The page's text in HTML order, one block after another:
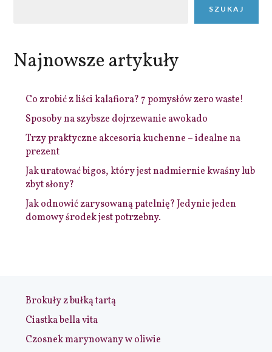
SZUKAJ
Najnowsze artykuły
Co zrobić z liści kalafiora? 7 pomysłów zero waste!
Sposoby na szybsze dojrzewanie awokado
Trzy praktyczne akcesoria kuchenne – idealne na
prezent
Jak uratować bigos, który jest nadmiernie kwaśny lub
zbyt słony?
Jak odnowić zarysowaną patelnię? Jedynie jeden
domowy środek jest potrzebny.
Brokuły z bułką tartą
Ciastka bella vita
Czosnek marynowany w oliwie